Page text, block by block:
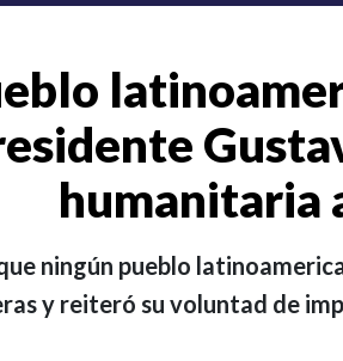
humanitaria
ningún pueblo
y reiteró su voluntad de